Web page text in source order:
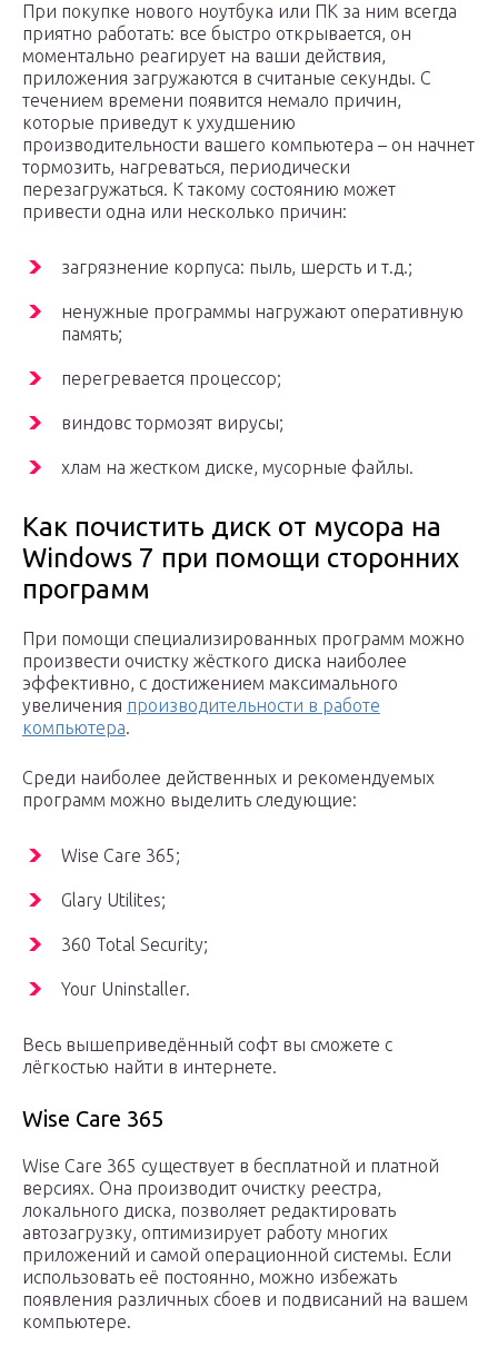
При покупке нового ноутбука или ПК за ним всегда
приятно работать: все быстро открывается, он
моментально реагирует на ваши действия,
приложения загружаются в считаные секунды. С
течением времени появится немало причин,
которые приведут к ухудшению
производительности вашего компьютера – он начнет
тормозить, нагреваться, периодически
перезагружаться. К такому состоянию может
привести одна или несколько причин:
загрязнение корпуса: пыль, шерсть и т.д.;
ненужные программы нагружают оперативную
память;
перегревается процессор;
виндовс тормозят вирусы;
хлам на жестком диске, мусорные файлы.
Как почистить диск от мусора на
Windows 7 при помощи сторонних
программ
При помощи специализированных программ можно
произвести очистку жёсткого диска наиболее
эффективно, с достижением максимального
увеличения производительности в работе
компьютера.
Среди наиболее действенных и рекомендуемых
программ можно выделить следующие:
Wise Care 365;
Glary Utilites;
360 Total Security;
Your Uninstaller.
Весь вышеприведённый софт вы сможете с
лёгкостью найти в интернете.
Wise Care 365
Wise Care 365 существует в бесплатной и платной
версиях. Она производит очистку реестра,
локального диска, позволяет редактировать
автозагрузку, оптимизирует работу многих
приложений и самой операционной системы. Если
использовать её постоянно, можно избежать
появления различных сбоев и подвисаний на вашем
компьютере.